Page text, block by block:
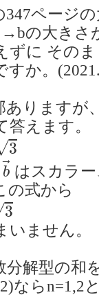
347ページ
の大きさ
ずに その
すか。
ありますが
えます。
3
→
b
b→
はスカラ
の式から
3
いません。
分解型の和
ならn=1,2